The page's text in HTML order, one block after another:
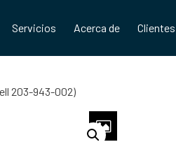
Servicios Acerca de Clientes
203-943-002)